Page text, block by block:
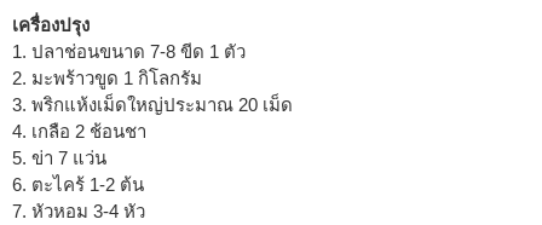
เครื่องปรุง
1. ปลาช่อนขนาด 7-8 ขีด 1 ตัว
2. มะพร้าวขูด 1 กิโลกรัม
3. พริกแห้งเม็ดใหญ่ประมาณ 20 เม็ด
4. เกลือ 2 ช้อนชา
5. ข่า 7 แว่น
6. ตะไคร้ 1-2 ต้น
7. หัวหอม 3-4 หัว